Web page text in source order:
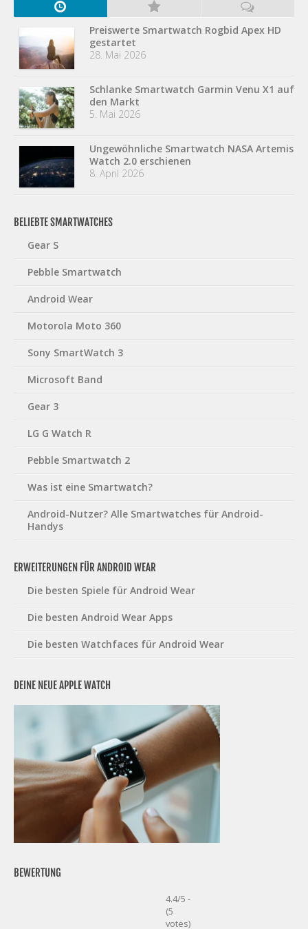
Preiswerte Smartwatch Rogbid Apex HD
gestartet
28. Mai 2026
Schlanke Smartwatch Garmin Venu X1 auf
den Markt
5. Mai 2026
Ungewöhnliche Smartwatch NASA Artemis
Watch 2.0 erschienen
8. April 2026
BELIEBTE SMARTWATCHES
Gear S
Pebble Smartwatch
Android Wear
Motorola Moto 360
Sony SmartWatch 3
Microsoft Band
Gear 3
LG G Watch R
Pebble Smartwatch 2
Was ist eine Smartwatch?
Android-Nutzer? Alle Smartwatches für Android-
Handys
ERWEITERUNGEN FÜR ANDROID WEAR
Die besten Spiele für Android Wear
Die besten Android Wear Apps
Die besten Watchfaces für Android Wear
DEINE NEUE APPLE WATCH
BEWERTUNG
4.4/5 -
(5
votes)